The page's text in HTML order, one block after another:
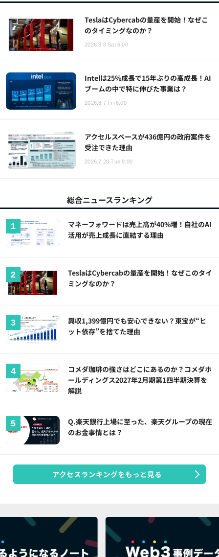
TeslaはCybercabの量産を開始！なぜこ
のタイミングなのか？
2026.8.8 Sat 6:00
Intelは25%成長で15年ぶりの高成長！AI
ブームの中で特に伸びた事業は？
2026.8.7 Fri 6:00
アクセルスペースが436億円の政府案件を
受注できた理由
2026.7.28 Tue 9:00
総合ニュースランキング
マネーフォワードは売上高が40%増！自社のAI
活用が売上成長に直結する理由
TeslaはCybercabの量産を開始！なぜこのタイ
ミングなのか？
興収1,399億円でも安心できない？東宝が“ヒ
ット依存”を捨てた理由
コメダ珈琲の強さはどこにあるのか？コメダホ
ールディングス2027年2月期第1四半期決算を
解説
Q.楽天銀行上場に至った、楽天グループの現在
のお金事情とは？
アクセスランキングをもっと見る